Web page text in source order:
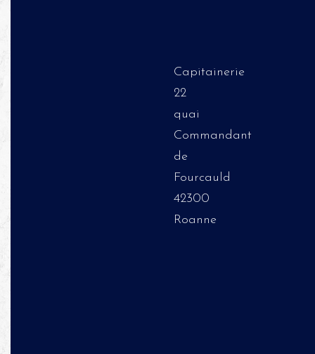
Capitainerie
22
quai
Commandant
de
Fourcauld
42300
Roanne